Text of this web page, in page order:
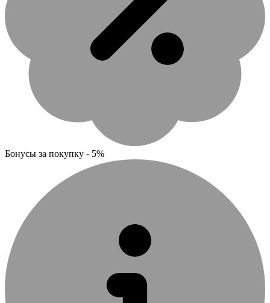
Бонусы за покупку - 5%